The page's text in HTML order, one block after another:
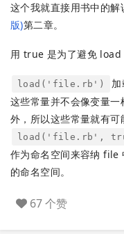
这个我就直接用书中的解
版)第二章。
用 true 是为了避免 load
load('file.rb')
这些常量并不会像变量
外，所以这些常量就有
load('file.rb',
作为命名空间来容纳 file
的命名空间。
67 个赞